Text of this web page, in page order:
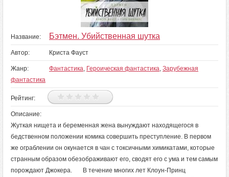
Название: Бэтмен. Убийственная шутка
Автор: Криста Фауст
Жанр: Фантастика, Героическая фантастика, Зарубежная
фантастика
Рейтинг:
Описание:
Жуткая нищета и беременная жена вынуждают находящегося в
бедственном положении комика совершить преступление. В первом
же ограблении он окунается в чан с токсичными химикатами, которые
странным образом обезображивают его, сводят его с ума и тем самым
порождают Джокера. В течение многих лет Клоун-Принц